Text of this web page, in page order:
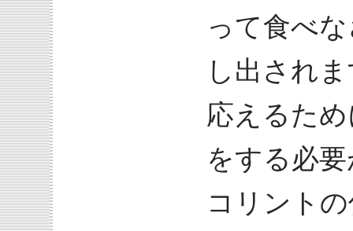
って食べ
し出され
応えるた
をする必
コリント